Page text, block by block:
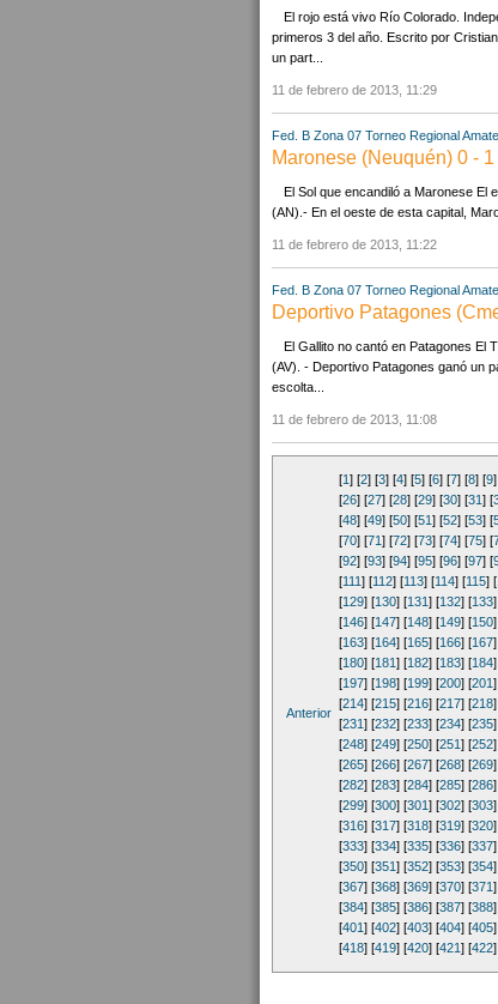
El rojo está vivo Río Colorado.
primeros 3 del año. Escrito por
un part...
11 de febrero de 2013, 11:29
Fed. B Zona 07 Torneo Regional
Maronese (Neuquén) 0 -
El Sol que encandiló a Maronese El
(AN).- En el oeste de esta capital,
11 de febrero de 2013, 11:22
Fed. B Zona 07 Torneo Regional
Deportivo Patagones
El Gallito no cantó en Patagones El
(AV). - Deportivo Patagones ganó un
escolta...
11 de febrero de 2013, 11:08
Anterior
[1] [2] [3] [4] [5] [6] [7] [8] [9
[26] [27] [28] [29] [30] [31] [
[48] [49] [50] [51] [52] [53] [
[70] [71] [72] [73] [74] [75] [
[92] [93] [94] [95] [96] [97] [
[111] [112] [113] [114] [115] [
[129] [130] [131] [132] [133
[146] [147] [148] [149] [150
[163] [164] [165] [166] [167
[180] [181] [182] [183] [184
[197] [198] [199] [200] [201
[214] [215] [216] [217] [218
[231] [232] [233] [234] [235
[248] [249] [250] [251] [252
[265] [266] [267] [268] [269
[282] [283] [284] [285] [286
[299] [300] [301] [302] [303
[316] [317] [318] [319] [320
[333] [334] [335] [336] [337
[350] [351] [352] [353] [354
[367] [368] [369] [370] [371
[384] [385] [386] [387] [388
[401] [402] [403] [404] [405
[418] [419] [420] [421] [422